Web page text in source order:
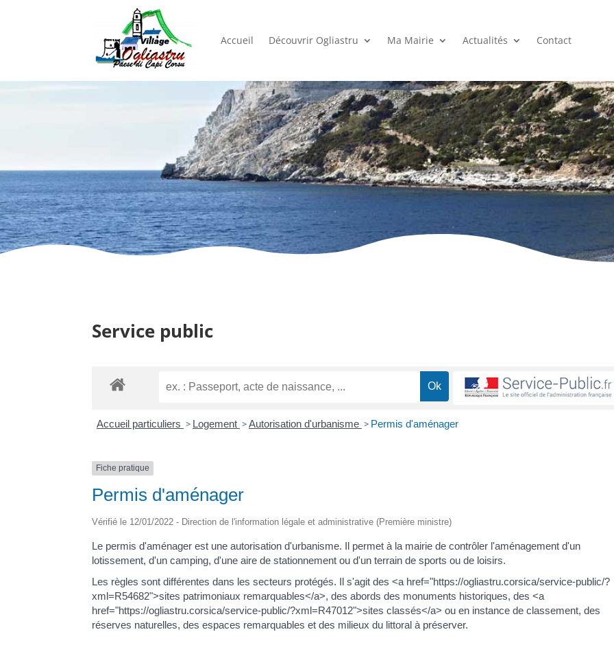
Accueil Découvrir Ogliastru Ma Mairie Actualités Contact
Service public
Accueil particuliers > Logement >Autorisation d'urbanisme > Permis d'aménager
Fiche pratique
Permis d'aménager
Vérifié le 12/01/2022 - Direction de l'information légale et administrative (Première ministre)
Le permis d'aménager est une autorisation d'urbanisme. Il permet à la mairie de contrôler l'aménagement d'un
lotissement, d'un camping, d'une aire de stationnement ou d'un terrain de sports ou de loisirs.
Les règles sont différentes dans les secteurs protégés. Il s'agit des <a href="https://ogliastru.corsica/service-public/?
xml=R54682">sites patrimoniaux remarquables</a>, des abords des monuments historiques, des <a
href="https://ogliastru.corsica/service-public/?xml=R47012">sites classés</a> ou en instance de classement, des
réserves naturelles, des espaces remarquables et des milieux du littoral à préserver.